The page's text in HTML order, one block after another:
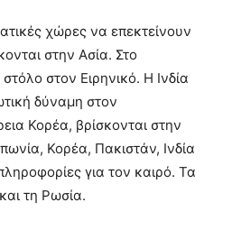
χώρες να επεκτείνουν
στην Ασία. Στο
στον Ειρηνικό. Η Ινδία
δύναμη στον
Κορέα, βρίσκονται στην
Κορέα, Πακιστάν, Ινδία
για τον καιρό. Τα
τη Ρωσία.